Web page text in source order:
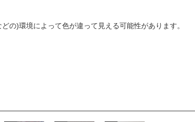
の)環境によって色が違って見える可能性があります。